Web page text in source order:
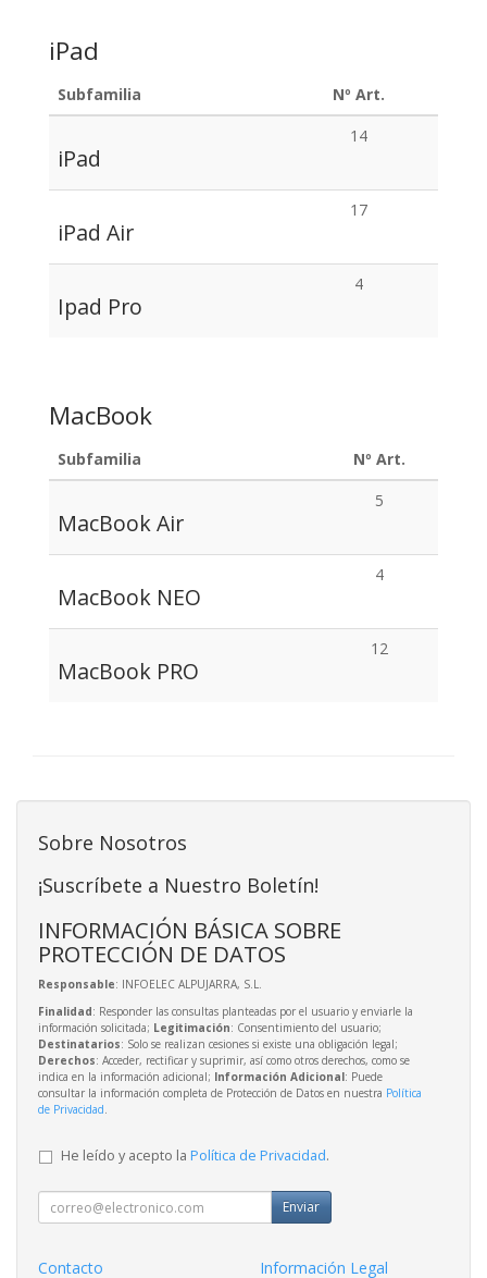
iPad
Subfamilia Nº Art.
iPad
14
iPad Air
17
Ipad Pro
4
MacBook
Subfamilia Nº Art.
MacBook Air
5
MacBook NEO
4
MacBook PRO
12
Sobre Nosotros
¡Suscríbete a Nuestro Boletín!
INFORMACIÓN BÁSICA SOBRE
PROTECCIÓN DE DATOS
Responsable: INFOELEC ALPUJARRA, S.L.
Finalidad: Responder las consultas planteadas por el usuario y enviarle la
información solicitada; Legitimación: Consentimiento del usuario;
Destinatarios: Solo se realizan cesiones si existe una obligación legal;
Derechos: Acceder, rectificar y suprimir, así como otros derechos, como se
indica en la información adicional; Información Adicional: Puede
consultar la información completa de Protección de Datos en nuestra Política
de Privacidad.
He leído y acepto la Política de Privacidad.
Enviar
Contacto Información Legal